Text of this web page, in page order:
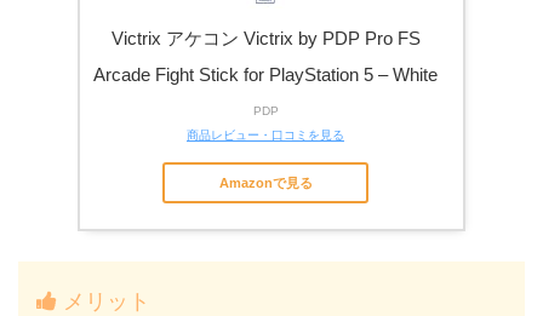
Victrix アケコン Victrix by PDP Pro FS
Arcade Fight Stick for PlayStation 5 – White
PDP
商品レビュー・口コミを見る
Amazonで見る
メリット